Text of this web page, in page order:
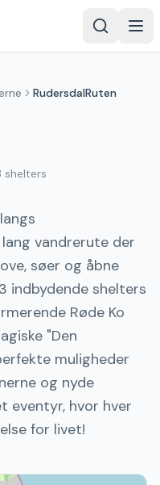
RudersdalRuten
shelters
vandrerute der
søer og åbne
indbydende shelters
Røde Ko
"Den
muligheder
og nyde
eventyr, hvor hver
for livet!